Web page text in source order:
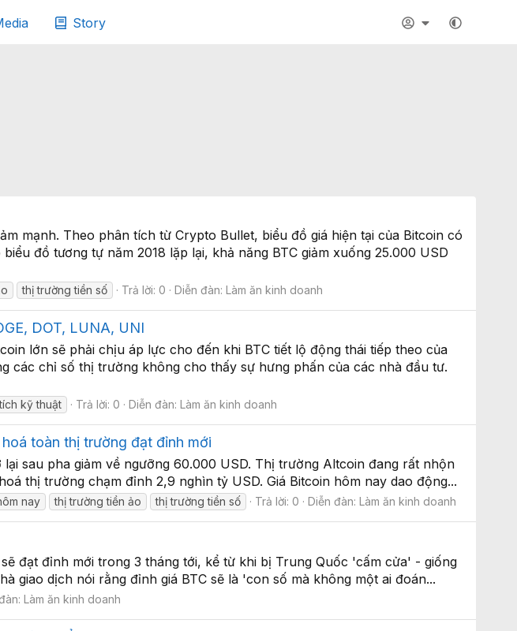
Story
mạnh. Theo phân tích từ Crypto Bullet, biểu đồ giá hiện tại của Bitcoin có
đồ tương tự năm 2018 lặp lại, khả năng BTC giảm xuống 25.000 USD
thị trường tiền số Trả lời: 0 Diễn đàn: Làm ăn kinh doanh
DOT, LUNA, UNI
lớn sẽ phải chịu áp lực cho đến khi BTC tiết lộ động thái tiếp theo của
các chỉ số thị trường không cho thấy sự hưng phấn của các nhà đầu tư.
kỹ thuật Trả lời: 0 Diễn đàn: Làm ăn kinh doanh
toàn thị trường đạt đỉnh mới
sau pha giảm về ngưỡng 60.000 USD. Thị trường Altcoin đang rất nhộn
thị trường chạm đỉnh 2,9 nghìn tỷ USD. Giá Bitcoin hôm nay dao động...
nay thị trường tiền ảo thị trường tiền số Trả lời: 0 Diễn đàn:Làm ăn kinh doanh
đạt đỉnh mới trong 3 tháng tới, kể từ khi bị Trung Quốc 'cấm cửa' - giống
giao dịch nói rằng đỉnh giá BTC sẽ là 'con số mà không một ai đoán...
Làm ăn kinh doanh